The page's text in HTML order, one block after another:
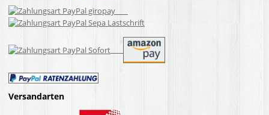
Versandarten